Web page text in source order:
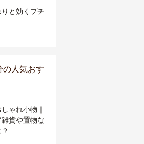
と効くプチ
の人気おす
ゃれ小物｜
貨や置物な